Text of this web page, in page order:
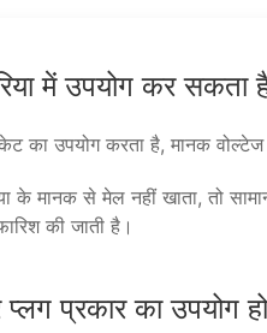
में उपयोग कर सकता
का उपयोग करता है, मानक
के मानक से मेल नहीं खाता, तो
की जाती है।
प्रकार का उपयोग